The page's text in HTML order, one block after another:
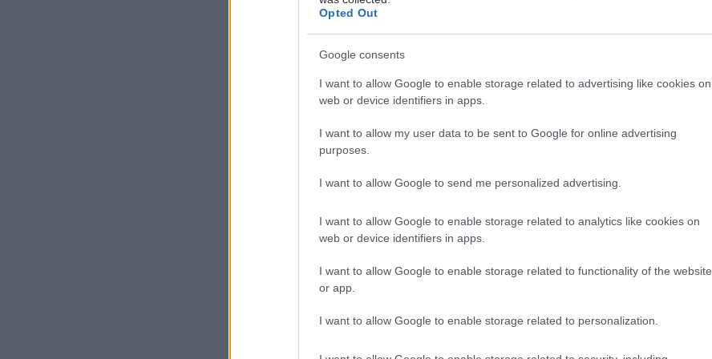
Opted Out
Google consents
I want to allow Google to enable storage related to advertising like cookies on
web or device identifiers in apps.
I want to allow my user data to be sent to Google for online advertising
purposes.
I want to allow Google to send me personalized advertising.
I want to allow Google to enable storage related to analytics like cookies on
web or device identifiers in apps.
I want to allow Google to enable storage related to functionality of the website
or app.
I want to allow Google to enable storage related to personalization.
μια έγχυση δηλαδή μέσα στο εσωτερικό του ματιού και συχνά
επαναλαμβάνονται προκειμένου να επιτευχθεί ένα
μακροπρόθεσμο αποτέλεσμα.
Τα ευρήματα κλινικών μελετών έχουν θέσει προ των πυλών της
έγκρισης από τον Αμερικανικό οργανισμό φαρμάκων (FDA) το
ranibizumab, έναν αντι-VEGF παράγοντα που χρησιμοποιείται
ευρέως στην ηλικιακή εκφύλιση της ωχράς κηλίδας.
Νεότερες μελέτες επίσης αναδεικνύουν την αποτελεσματικότητα
στο εσωτερικό του ματιού στοχεύοντας στη θεραπεία του
Αμερικανικό οργανισμό φαρμάκων (FDA) για παθήσεις της